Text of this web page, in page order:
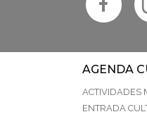
AGENDA
ACTIVIDADES
ENTRADA